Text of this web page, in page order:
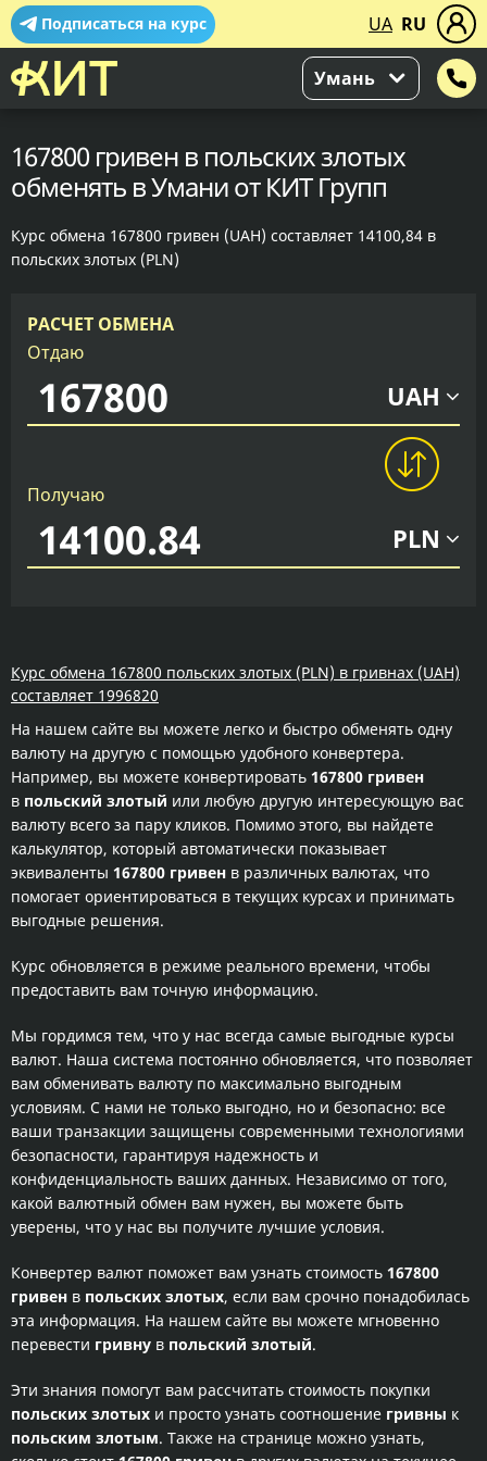
Подписаться на курс UA RU
Умань
167800 гривен в польских злотых
обменять в Умани от КИТ Групп
Курс обмена 167800 гривен (UAH) составляет 14100,84 в
польских злотых (PLN)
РАСЧЕТ ОБМЕНА
Отдаю
UAH
Получаю
PLN
Курс обмена 167800 польских злотых (PLN) в гривнах (UAH)
составляет 1996820
На нашем сайте вы можете легко и быстро обменять одну
валюту на другую с помощью удобного конвертера.
Например, вы можете конвертировать 167800 гривен
в польский злотый или любую другую интересующую вас
валюту всего за пару кликов. Помимо этого, вы найдете
калькулятор, который автоматически показывает
эквиваленты 167800 гривен в различных валютах, что
помогает ориентироваться в текущих курсах и принимать
выгодные решения.
Курс обновляется в режиме реального времени, чтобы
предоставить вам точную информацию.
Мы гордимся тем, что у нас всегда самые выгодные курсы
валют. Наша система постоянно обновляется, что позволяет
вам обменивать валюту по максимально выгодным
условиям. С нами не только выгодно, но и безопасно: все
ваши транзакции защищены современными технологиями
безопасности, гарантируя надежность и
конфиденциальность ваших данных. Независимо от того,
какой валютный обмен вам нужен, вы можете быть
уверены, что у нас вы получите лучшие условия.
Конвертер валют поможет вам узнать стоимость 167800
гривен в польских злотых, если вам срочно понадобилась
эта информация. На нашем сайте вы можете мгновенно
перевести гривну в польский злотый.
Эти знания помогут вам рассчитать стоимость покупки
польских злотых и просто узнать соотношение гривны к
польским злотым. Также на странице можно узнать,